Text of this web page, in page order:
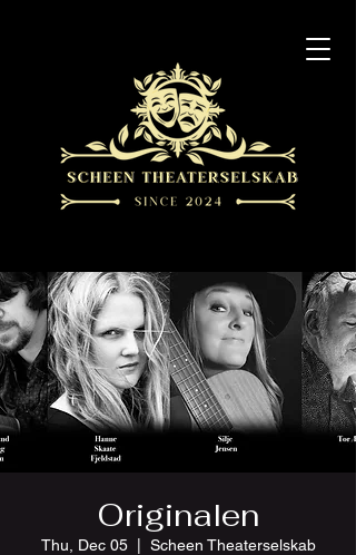
Originalen
Thu, Dec 05
  |
Scheen Theaterselskab